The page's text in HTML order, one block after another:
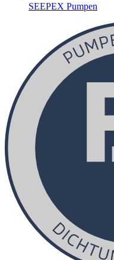
SEEPEX Pumpen